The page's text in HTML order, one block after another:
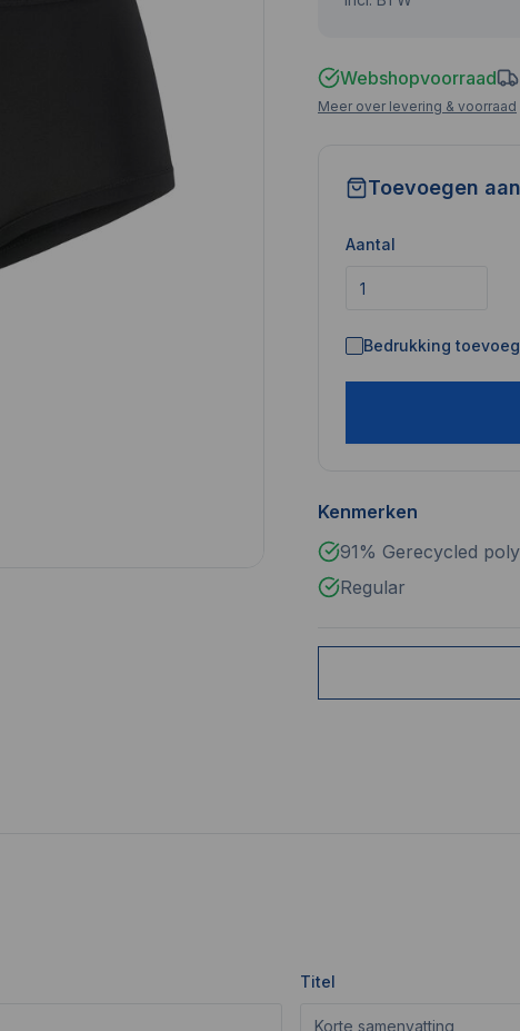
Webshopvoorraad
Meer over levering & voorraad
Toevoegen
Aantal
Bedrukking
Kenmerken
91% Gerecycled
Regular
Titel